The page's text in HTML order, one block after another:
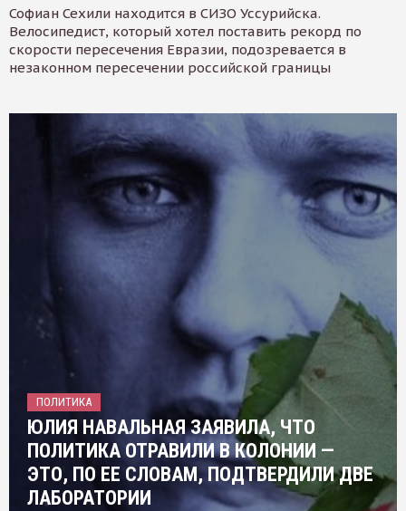
Софиан Сехили находится в СИЗО Уссурийска.
Велосипедист, который хотел поставить рекорд по
скорости пересечения Евразии, подозревается в
незаконном пересечении российской границы
ПОЛИТИКА
ЮЛИЯ НАВАЛЬНАЯ ЗАЯВИЛА, ЧТО
ПОЛИТИКА ОТРАВИЛИ В КОЛОНИИ —
ЭТО, ПО ЕЕ СЛОВАМ, ПОДТВЕРДИЛИ ДВЕ
ЛАБОРАТОРИИ